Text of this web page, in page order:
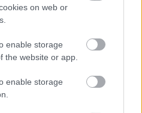
on web or
enable storage
the website or app.
enable storage
of Law and Diplomacy
doktorált 2007-ben.
még
jelentette be
, hogy